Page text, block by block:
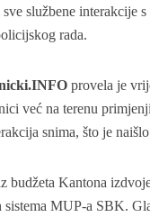
službene interakcije
rada.
provela je
već na terenu
snima, što je
budžeta Kantona
MUP-a SBK.